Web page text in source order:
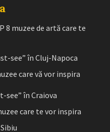
8 muzee de artă care te
see” în Cluj-Napoca
care vă vor inspira
see” în Craiova
care te vor inspira